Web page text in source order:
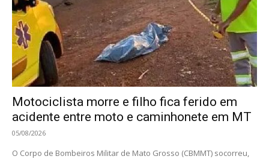
Motociclista morre e filho fica ferido em
acidente entre moto e caminhonete em MT
05/08/2026
O Corpo de Bombeiros Militar de Mato Grosso (CBMMT) socorreu,